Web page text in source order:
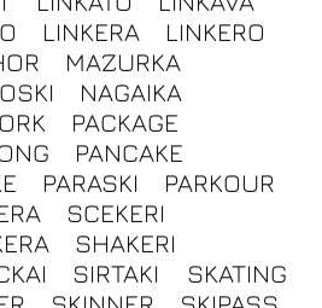
LINKERA
LINKERO
MAZURKA
NAGAIKA
PACKAGE
PANCAKE
PARASKI
PARKOUR
SCEKERI
SHAKERI
SIRTAKI
SKATING